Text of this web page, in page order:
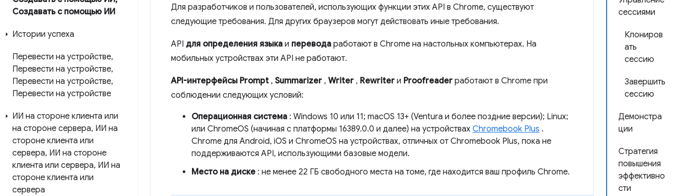
Создавать с помощью ИИ
Истории успеха
Перевести на устройстве,
Перевести на устройстве,
Перевести на устройстве,
Перевести на устройстве
ИИ на стороне клиента или
на стороне сервера, ИИ на
стороне клиента или
сервера, ИИ на стороне
клиента или сервера, ИИ на
стороне клиента или
сервера
сессиями
Клониров
ать
сессию
Завершить
сессию
Демонстра
ции
Стратегия
повышения
эффективно
сти
Для разработчиков и пользователей, использующих функции этих API в Chrome, существуют
следующие требования. Для других браузеров могут действовать иные требования.
API для определения языка и перевода работают в Chrome на настольных компьютерах. На
мобильных устройствах эти API не работают.
API-интерфейсы Prompt , Summarizer , Writer , Rewriter и Proofreader работают в Chrome при
соблюдении следующих условий:
Операционная система : Windows 10 или 11; macOS 13+ (Ventura и более поздние версии); Linux;
или ChromeOS (начиная с платформы 16389.0.0 и далее) на устройствах Chromebook Plus .
Chrome для Android, iOS и ChromeOS на устройствах, отличных от Chromebook Plus, пока не
поддерживаются API, использующими базовые модели.
Место на диске : не менее 22 ГБ свободного места на томе, где находится ваш профиль Chrome.